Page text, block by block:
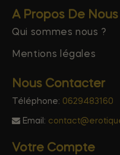
A Propos De Nous
Qui sommes nous ?
Mentions légales
Nous Contacter
Téléphone: 0629483160
Email:
Votre Compte